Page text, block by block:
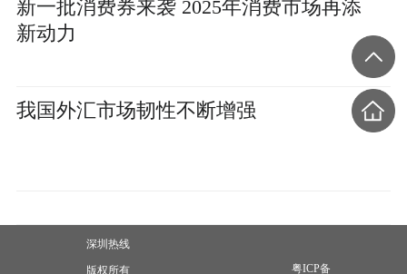
新一批消费券来袭 2025年消费市场再添
新动力
我国外汇市场韧性不断增强
深圳热线
版权所有 粤ICP备